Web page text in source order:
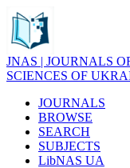
JNAS | JOURNALS
SCIENCES OF
JOURNALS
BROWSE
SEARCH
SUBJECTS
LibNAS UA